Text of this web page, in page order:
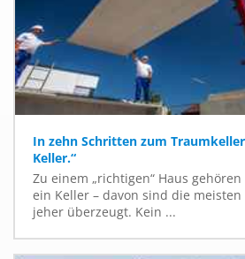
In zehn Schritten zum
Keller.“
Zu einem „richtigen“ Haus
ein Keller – davon sind die
jeher überzeugt. Kein ...